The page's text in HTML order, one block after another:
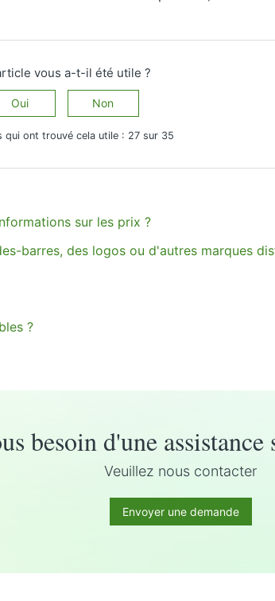
vous a-t-il été utile ?
Oui Non
qui ont trouvé cela utile : 27 sur 35
sur les prix ?
barres, des logos ou d'autres marques
?
besoin d'une
Veuillez nous contacter
Envoyer une demande